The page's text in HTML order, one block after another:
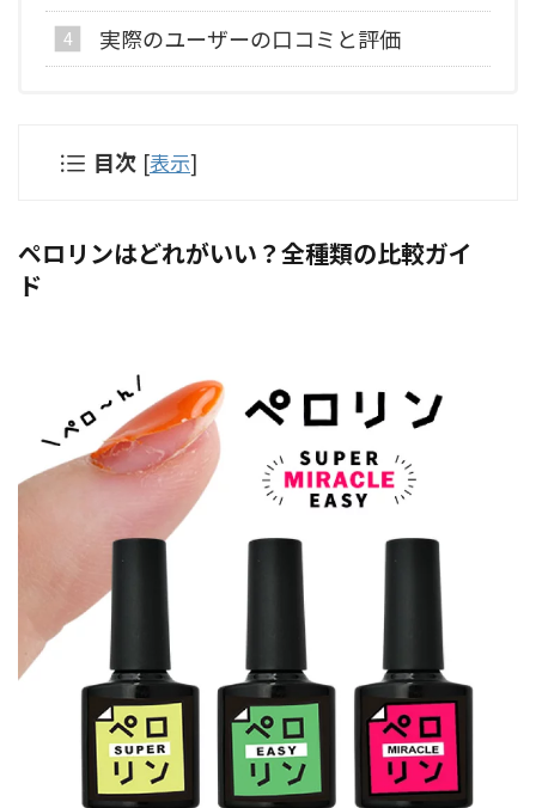
実際のユーザーの口コミと評価
目次 [表示]
ペロリンはどれがいい？全種類の比較ガイ
ド